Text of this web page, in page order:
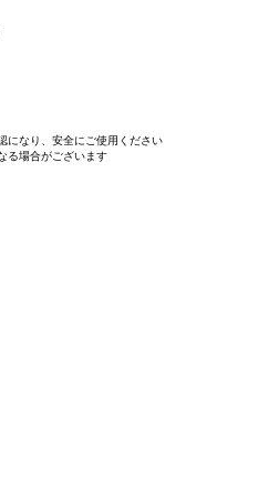
になり、安全にご使用ください
る場合がございます